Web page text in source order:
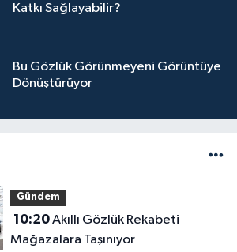
Katkı Sağlayabilir?
Bu Gözlük Görünmeyeni Görüntüye
Dönüştürüyor
Gündem
10:20Akıllı Gözlük Rekabeti
Mağazalara Taşınıyor